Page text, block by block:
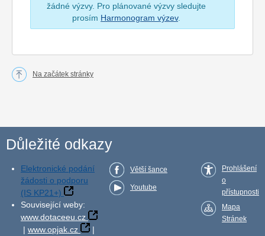
žádné výzvy. Pro plánované výzvy sledujte
prosím Harmonogram výzev.
Na začátek stránky
Důležité odkazy
Elektronické podání
žádosti o podporu
(IS KP21+)
Související weby:
www.dotaceeu.cz
| www.opjak.cz
|
Větší šance
Youtube
Prohlášení
o
přístupnosti
Mapa
Stránek